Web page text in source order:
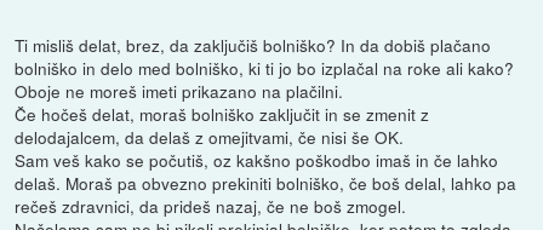
Ti misliš delat, brez, da zaključiš bolniško? In da dobiš plačano
bolniško in delo med bolniško, ki ti jo bo izplačal na roke ali kako?
Oboje ne moreš imeti prikazano na plačilni.
Če hočeš delat, moraš bolniško zaključit in se zmenit z
delodajalcem, da delaš z omejitvami, če nisi še OK.
Sam veš kako se počutiš, oz kakšno poškodbo imaš in če lahko
delaš. Moraš pa obvezno prekiniti bolniško, če boš delal, lahko pa
rečeš zdravnici, da prideš nazaj, če ne boš zmogel.